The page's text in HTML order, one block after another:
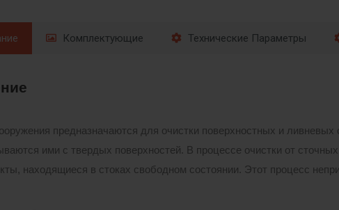
Комплектующие Технические Параметры
предназначаются для очистки поверхностных и
ими с твердых поверхностей. В процессе очистки от
находящиеся в стоках свободном состоянии. Этот процесс